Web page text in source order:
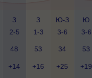
З
2-5
З
1-3
Ю-З
3-6
Ю
3-6
48 53 34 53
+14 +16 +25 +19